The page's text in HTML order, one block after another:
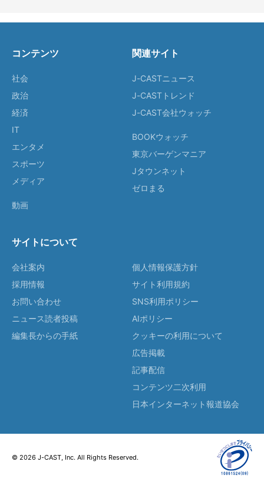
コンテンツ
社会
政治
経済
IT
エンタメ
スポーツ
メディア
動画
関連サイト
J-CASTニュース
J-CASTトレンド
J-CAST会社ウォッチ
BOOKウォッチ
東京バーゲンマニア
Jタウンネット
ゼロまる
サイトについて
会社案内
採用情報
お問い合わせ
ニュース読者投稿
編集長からの手紙
個人情報保護方針
サイト利用規約
SNS利用ポリシー
AIポリシー
クッキーの利用について
広告掲載
記事配信
コンテンツ二次利用
日本インターネット報道協会
© 2026 J-CAST, Inc. All Rights Reserved.